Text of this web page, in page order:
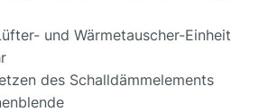
und Wärmetauscher-Einheit
des Schalldämmelements